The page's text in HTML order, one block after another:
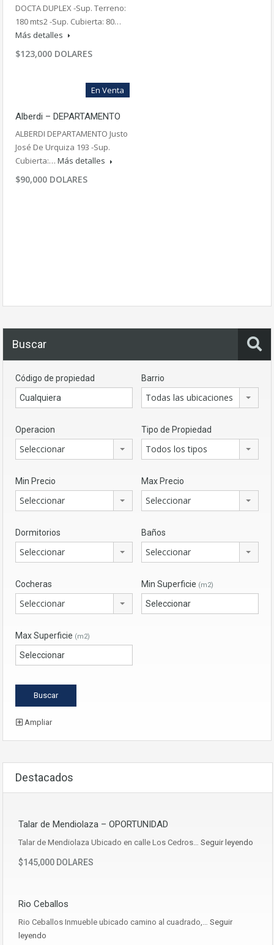
DOCTA DUPLEX -Sup. Terreno:
180 mts2 -Sup. Cubierta: 80…
Más detalles
$123,000 DOLARES
En Venta
Alberdi – DEPARTAMENTO
ALBERDI DEPARTAMENTO Justo
José De Urquiza 193 -Sup.
Cubierta:… Más detalles
$90,000 DOLARES
Buscar
Código de propiedad Barrio
Todas las ubicaciones
Operacion
Seleccionar
Tipo de Propiedad
Todos los tipos
Min Precio
Seleccionar
Max Precio
Seleccionar
Dormitorios
Seleccionar
Baños
Seleccionar
Cocheras
Seleccionar
Min Superficie (m2)
Max Superficie (m2)
Ampliar
Destacados
Talar de Mendiolaza – OPORTUNIDAD
Talar de Mendiolaza Ubicado en calle Los Cedros… Seguir leyendo
$145,000 DOLARES
Rio Ceballos
Rio Ceballos Inmueble ubicado camino al cuadrado,… Seguir
leyendo